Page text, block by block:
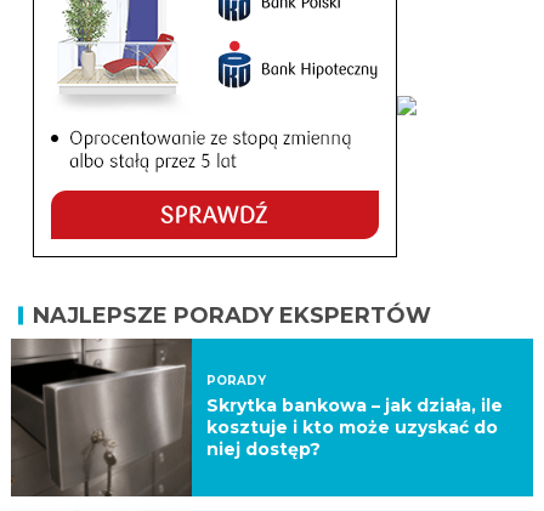
NAJLEPSZE PORADY EKSPERTÓW
PORADY
Skrytka bankowa – jak działa, ile
kosztuje i kto może uzyskać do
niej dostęp?